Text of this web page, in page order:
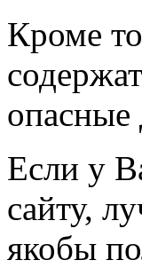
Кроме
опасные
Если у
сайту,
якобы